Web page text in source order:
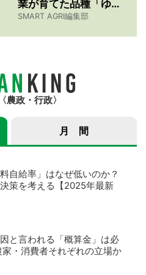
業が育てた品種「ゆめ
みづほ」物語 【令和7
SMART AGRI編集部
農政・行政
月 間
自給率」はなぜ低いのか？
策を考える【2025年最新
と言われる「概算金」は必
・消費者それぞれの立場か